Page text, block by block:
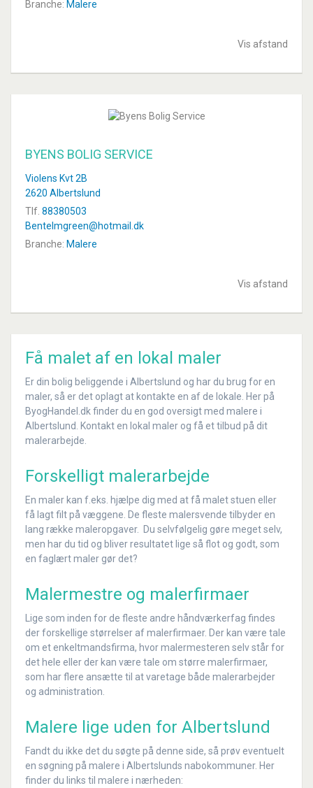
Branche: Malere
Vis afstand
BYENS BOLIG SERVICE
Violens Kvt 2B
2620 Albertslund
Tlf. 88380503
Bentelmgreen@hotmail.dk
Branche: Malere
Vis afstand
Få malet af en lokal maler
Er din bolig beliggende i Albertslund og har du brug for en
maler, så er det oplagt at kontakte en af de lokale. Her på
ByogHandel.dk finder du en god oversigt med malere i
Albertslund. Kontakt en lokal maler og få et tilbud på dit
malerarbejde.
Forskelligt malerarbejde
En maler kan f.eks. hjælpe dig med at få malet stuen eller
få lagt filt på væggene. De fleste malersvende tilbyder en
lang række maleropgaver. Du selvfølgelig gøre meget selv,
men har du tid og bliver resultatet lige så flot og godt, som
en faglært maler gør det?
Malermestre og malerfirmaer
Lige som inden for de fleste andre håndværkerfag findes
der forskellige størrelser af malerfirmaer. Der kan være tale
om et enkeltmandsfirma, hvor malermesteren selv står for
det hele eller der kan være tale om større malerfirmaer,
som har flere ansætte til at varetage både malerarbejder
og administration.
Malere lige uden for Albertslund
Fandt du ikke det du søgte på denne side, så prøv eventuelt
en søgning på malere i Albertslunds nabokommuner. Her
finder du links til malere i nærheden: